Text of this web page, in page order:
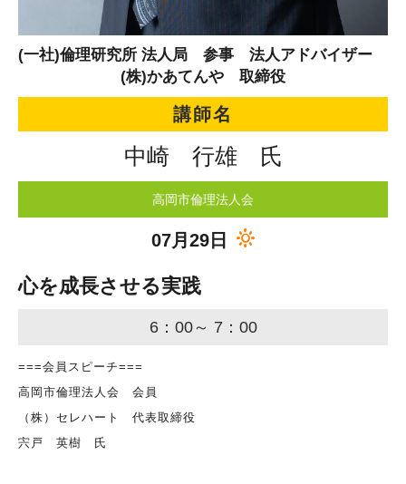
(一社)倫理研究所 法人局 参事 法人アドバイザー
(株)かあてんや 取締役
講師名
中崎 行雄 氏
高岡市倫理法人会
07月29日
心を成長させる実践
6：00～ 7：00
===会員スピーチ===
高岡市倫理法人会 会員
（株）セレハート 代表取締役
宍戸 英樹 氏